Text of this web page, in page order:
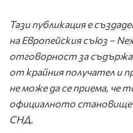
Тази публикация е
на Европейския съюз –
отговорност за
от крайния получател и
не може да се приема, че
официалното становище
СНД.